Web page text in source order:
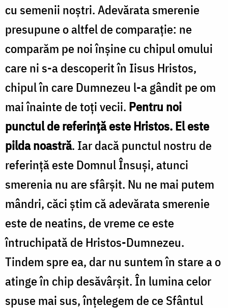
cu semenii noştri. Adevărata smerenie
presupune o altfel de comparaţie: ne
comparăm pe noi înşine cu chipul omului
care ni s-a descoperit în Iisus Hristos,
chipul în care Dumnezeu l-a gândit pe om
mai înainte de toţi vecii. Pentru noi
punctul de referinţă este Hristos. El este
pilda noastră. Iar dacă punctul nostru de
referinţă este Domnul Însuşi, atunci
smerenia nu are sfârşit. Nu ne mai putem
mândri, căci ştim că adevărata smerenie
este de neatins, de vreme ce este
întruchipată de Hristos-Dumnezeu.
Tindem spre ea, dar nu suntem în stare a o
atinge în chip desăvârşit. În lumina celor
spuse mai sus, înţelegem de ce Sfântul